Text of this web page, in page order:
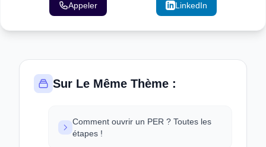
Appeler LinkedIn
Sur Le Même Thème :
Comment ouvrir un PER ? Toutes les
étapes !